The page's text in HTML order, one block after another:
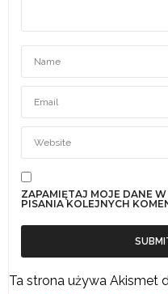
ZAPAMIĘTAJ MOJE DANE
PISANIA KOLEJNYCH
Ta strona używa Akismet